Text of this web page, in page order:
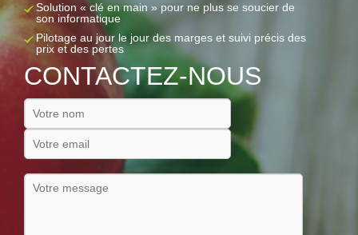
Solution « clé en main » pour ne plus se soucier de
son informatique
Pilotage au jour le jour des marges et suivi précis des
prix et des pertes
CONTACTEZ-NOUS